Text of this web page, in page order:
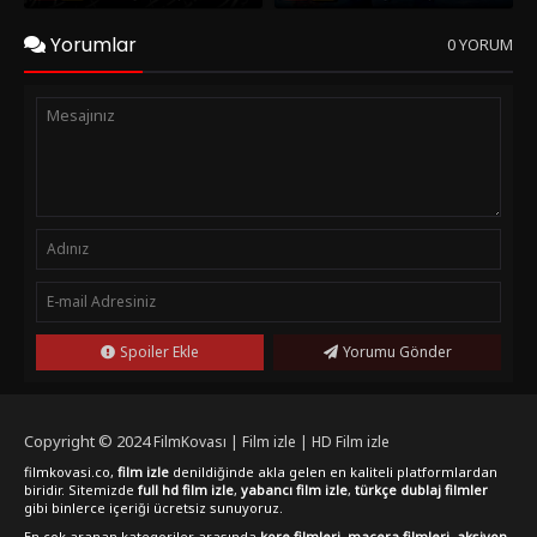
Yorumlar 0 YORUM
Spoiler Ekle Yorumu Gönder
Copyright © 2024FilmKovası | Film izle | HD Film izle
filmkovasi.co, film izle denildiğinde akla gelen en kaliteli platformlardan
biridir. Sitemizde full hd film izle, yabancı film izle, türkçe dublaj filmler
gibi binlerce içeriği ücretsiz sunuyoruz.